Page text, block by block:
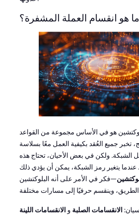
ما هو انقسام العملة المشفرة؟
هو في الأساس مجموعة من القواعد
تخبر جميع العُقد بكيفية العمل معًا بسلاسة
الشبكة. ولكن في بعض الأحيان، تحتاج هذه
عندما يتغير رمز الشبكة، يمكن أن يؤدي ذلك
—فكر في الأمر على أنه البلوكتشين
الانقسامات الصلبة و الانقسامات اللينة